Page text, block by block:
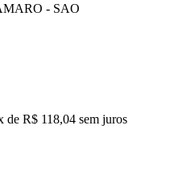
- SAO
de R$ 118,04 sem juros